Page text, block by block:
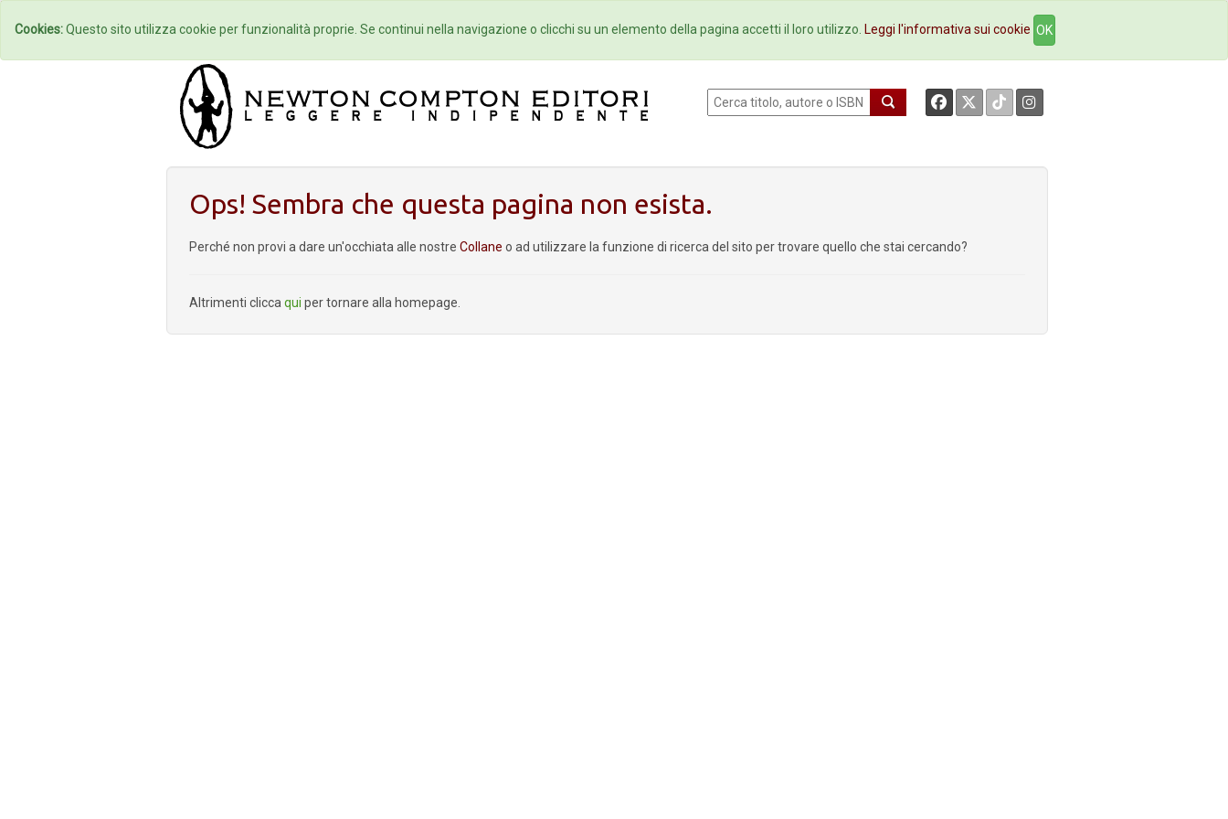
Home Autori Eventi Collane Newsletter Ebookstore Contatti
Ops! Sembra che questa pagina non esista.
Perché non provi a dare un'occhiata alle nostre Collane o ad utilizzare la funzione di ricerca del sito per trovare quello che stai cercando?
Altrimenti clicca qui per tornare alla homepage.
Cookies:Questo sito utilizza cookie per funzionalità proprie. Se continui nella navigazione o clicchi su un elemento della pagina accetti il loro utilizzo. Leggi l'informativa sui cookie OK